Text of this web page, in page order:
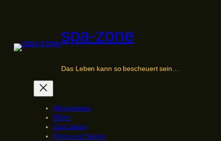
spa-zone
Das Leben kann so bescheuert sein…
Allgemeines
Bilder
Das Leben
Filme und Serien